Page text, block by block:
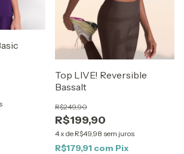
Top LIVE! Reversible
Bassalt
R$199,90
R$249,90
4x de R$49,98 sem juros
R$179,91 com Pix